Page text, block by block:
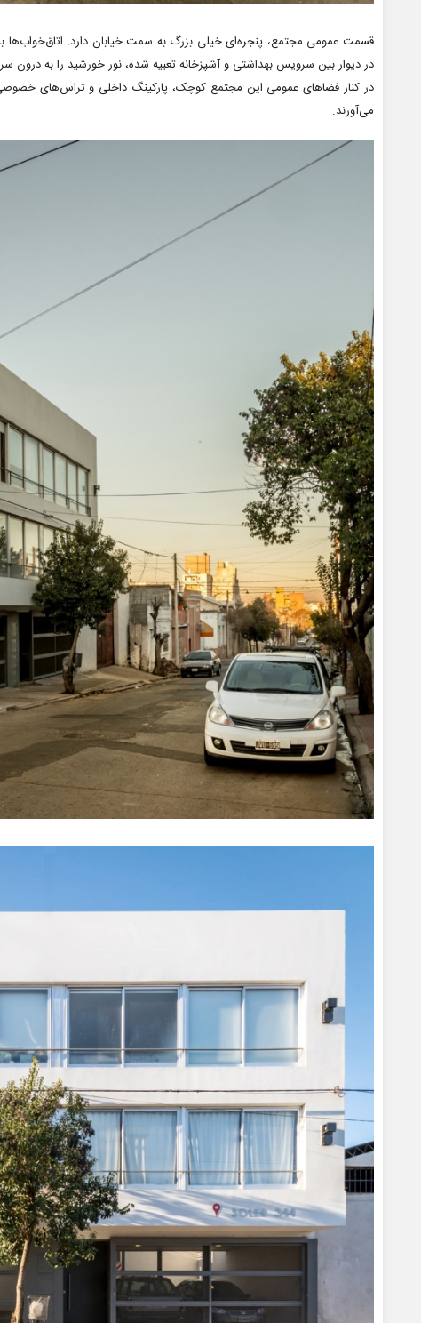
قسمت عمومی مجتمع، پنجره‌ای خیلی بزرگ به سمت خیابان دارد. اتاق‌خواب‌ها
در دیوار بین سرویس بهداشتی و آشپزخانه تعبیه شده، نور خورشید را به
در کنار فضاهای عمومی این مجتمع کوچک، پارکینگ داخلی و تراس‌های
می‌آورند.